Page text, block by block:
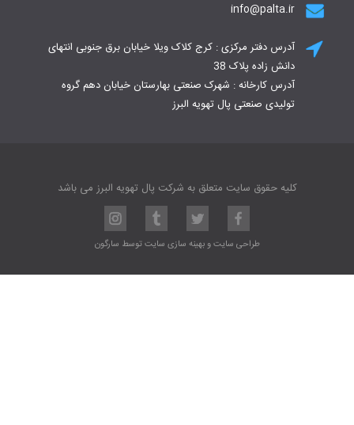
info@palta.ir
آدرس دفتر مرکزی : کرج کلاک ویلا خیابان برق جنوبی انتهای
دانش زاده پلاک 38
آدرس کارخانه : شهرک صنعتی بهارستان خیابان دهم گروه
تولیدی صنعتی پال تهویه البرز
کلیه حقوق سایت متعلق به شرکت پال تهویه البرز می باشد
طراحی سایتوبهینه سازی سایتتوسط سارگون